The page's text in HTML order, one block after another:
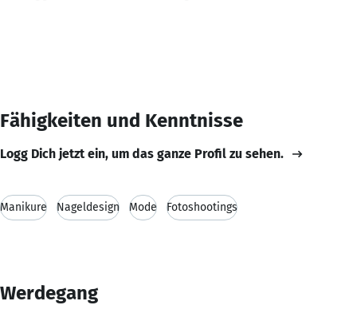
Fähigkeiten und Kenntnisse
Logg Dich jetzt ein, um das ganze Profil zu sehen.
Manikure Nageldesign Mode Fotoshootings
Werdegang